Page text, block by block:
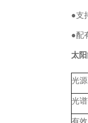
●支
●配
太
光
光
有